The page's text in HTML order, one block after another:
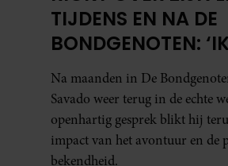
TIJDENS EN NA DE
BONDGENOTEN:
MENTAAL EN FYSIEK
UITGEPUT’
Na maanden in De
Savado weer terug in de echte
openhartig gesprek blikt hij
impact van het avontuur en de
bekendheid.